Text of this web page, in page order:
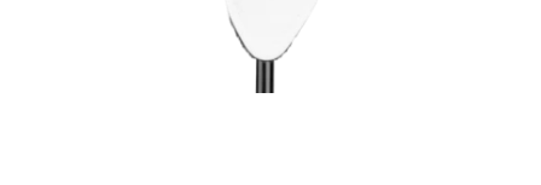
Rukavice